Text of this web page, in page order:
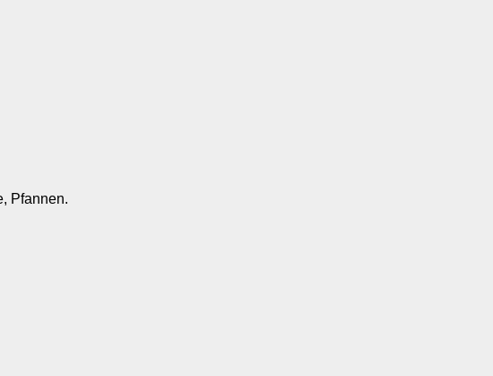
Pfannen.